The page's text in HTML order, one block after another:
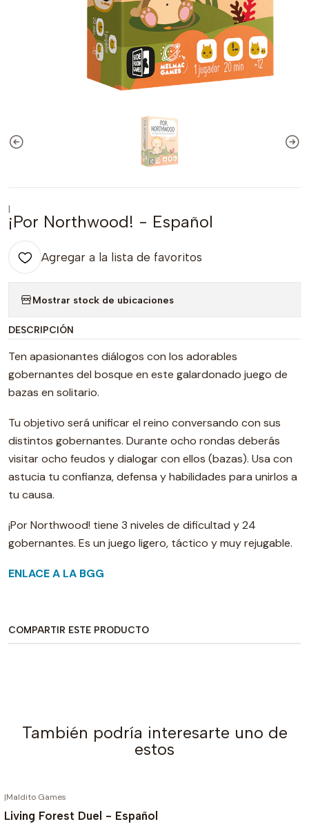
|
¡Por Northwood! - Español
Agregar a la lista de favoritos
Mostrar stock de ubicaciones
DESCRIPCIÓN
Ten apasionantes diálogos con los adorables
gobernantes del bosque en este galardonado juego de
bazas en solitario.
Tu objetivo será unificar el reino conversando con sus
distintos gobernantes. Durante ocho rondas deberás
visitar ocho feudos y dialogar con ellos (bazas). Usa con
astucia tu confianza, defensa y habilidades para unirlos a
tu causa.
¡Por Northwood! tiene 3 niveles de dificultad y 24
gobernantes. Es un juego ligero, táctico y muy rejugable.
ENLACE A LA BGG
COMPARTIR ESTE PRODUCTO
También podría interesarte uno de
estos
|Maldito Games
Living Forest Duel - Español